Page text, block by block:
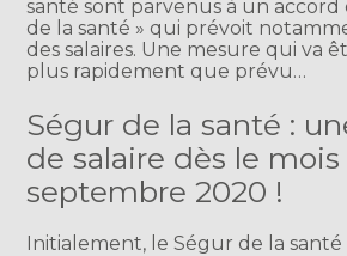
santé sont parvenus à un accord
de la santé » qui prévoit
des salaires. Une mesure qui va
plus rapidement que prévu…
Ségur de la santé :
de salaire dès le
septembre 2020 !
Initialement, le Ségur de la